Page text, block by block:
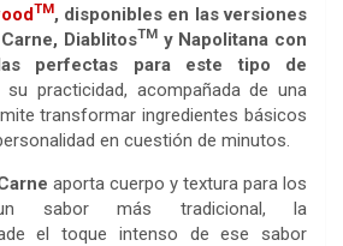
TM, disponibles en las versiones
DiablitosTMy Napolitana con
perfectas para este tipo de
practicidad, acompañada de una
transformar ingredientes básicos
en cuestión de minutos.
aporta cuerpo y textura para los
sabor más tradicional, la
el toque intenso de ese sabor